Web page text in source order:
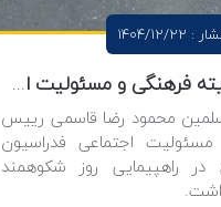
1404/12/22
حضور رییس کمیته فرهنگی و مسئولیت اجتماعی فدراسیون ورزش‌های همگانی در راهپیمایی روز شکوهمند قدس
محمود رضا قاسمی رییس
اجتماعی فدراسیون
راهپیمایی روز شکوهمند